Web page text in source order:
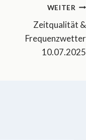
WEITER
Zeitqualität &
Frequenzwetter
10.07.2025